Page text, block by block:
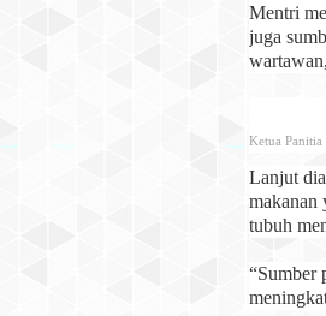
Mentri
juga
Ketua
Lanjut
makanan
tubuh
“Sumber